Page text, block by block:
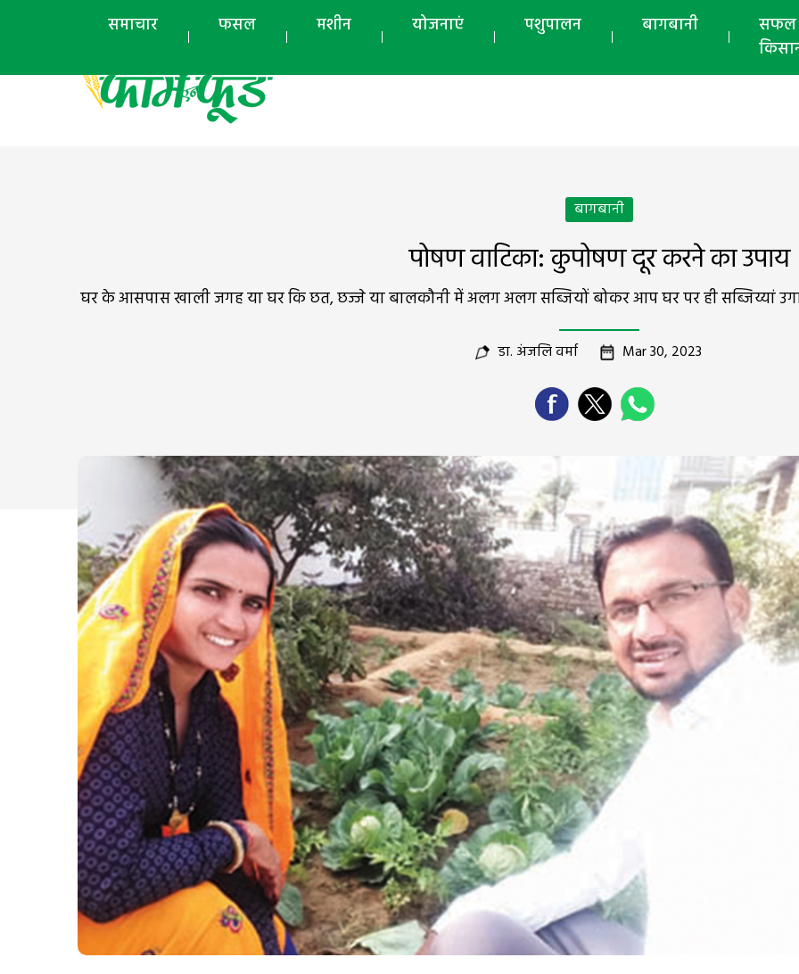
समाचार फसल मशीन योजनाएं पशुपालन बागबानी
सफल
बागबानी
पोषण वाटिका: कुपोषण दूर करने का उपाय
घर के आसपास खाली जगह या घर कि छत, छज्जे या बालकौनी में अलग अलग सब्जियों बोकर आप घर पर ही सब्जिय्यां
डा. अंजलि वर्मा Mar 30, 2023